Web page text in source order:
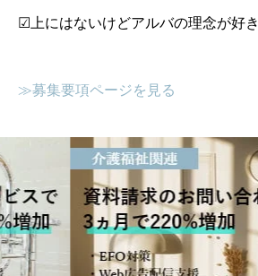
☑上にはないけどアルバの理念が好き
≫募集要項ページを見る